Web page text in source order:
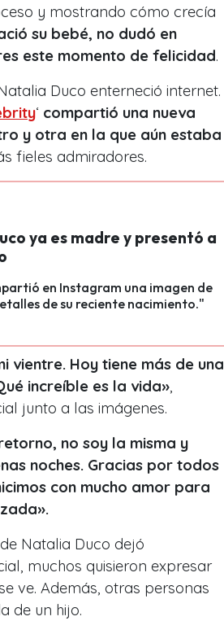
y mostrando cómo crecía
su bebé, no dudó en
este momento de felicidad.
Duco enterneció internet.
‘ compartió una nueva
y otra en la que aún estaba
fieles admiradores.
ya es madre y presentó a
en Instagram una imagen de
de su reciente nacimiento."
vientre. Hoy tiene más de una
increíble es la vida»
junto a las imágenes.
no soy la misma y
noches. Gracias por todos
con mucho amor para
Natalia Duco dejó
muchos quisieron expresar
ve. Además, otras personas
de un hijo.